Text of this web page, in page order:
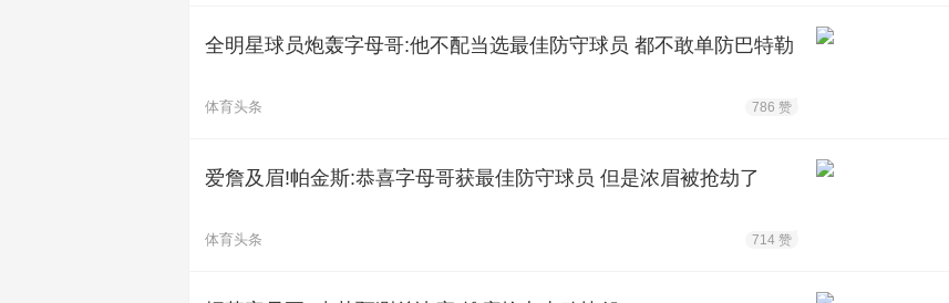
全明星球员炮轰字母哥:他不配当选最佳防守球员 都不敢单防巴特勒
体育头条 786 赞
爱詹及眉!帕金斯:恭喜字母哥获最佳防守球员 但是浓眉被抢劫了
体育头条 714 赞